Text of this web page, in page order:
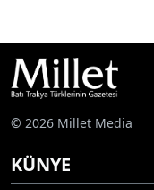
© 2026 Millet Media
KÜNYE